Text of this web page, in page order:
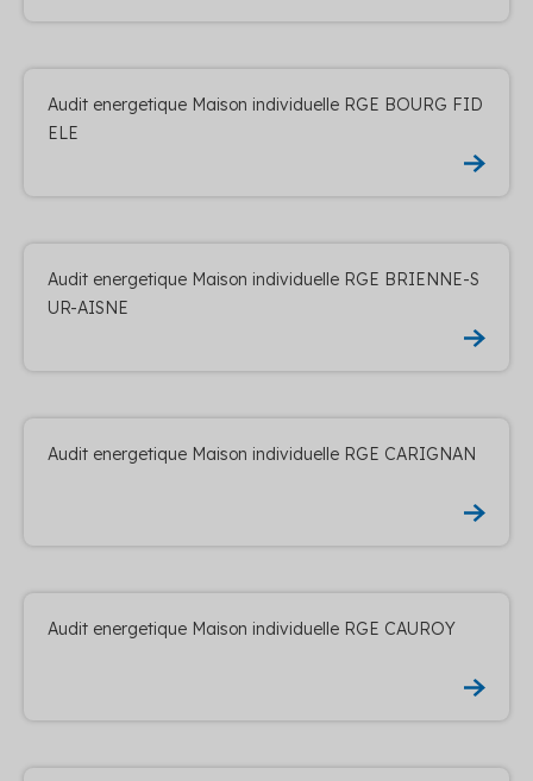
Audit energetique Maison individuelle RGE BOURG FID
ELE
Audit energetique Maison individuelle RGE BRIENNE-S
UR-AISNE
Audit energetique Maison individuelle RGE CARIGNAN
Audit energetique Maison individuelle RGE CAUROY